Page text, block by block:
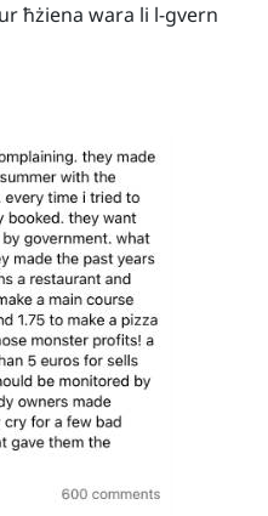
ħżiena wara li l-gvern